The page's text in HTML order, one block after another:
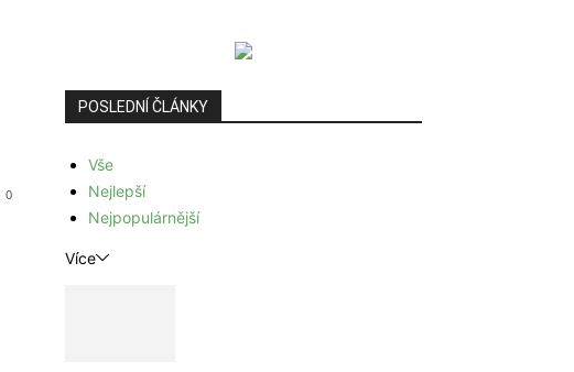
0
POSLEDNÍ ČLÁNKY
Vše
Nejlepší
Nejpopulárnější
Více